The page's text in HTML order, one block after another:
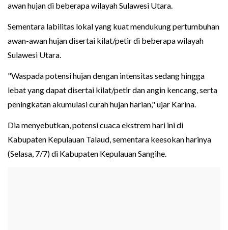
awan hujan di beberapa wilayah Sulawesi Utara.
Sementara labilitas lokal yang kuat mendukung pertumbuhan
awan-awan hujan disertai kilat/petir di beberapa wilayah
Sulawesi Utara.
"Waspada potensi hujan dengan intensitas sedang hingga
lebat yang dapat disertai kilat/petir dan angin kencang, serta
peningkatan akumulasi curah hujan harian," ujar Karina.
Dia menyebutkan, potensi cuaca ekstrem hari ini di
Kabupaten Kepulauan Talaud, sementara keesokan harinya
(Selasa, 7/7) di Kabupaten Kepulauan Sangihe.